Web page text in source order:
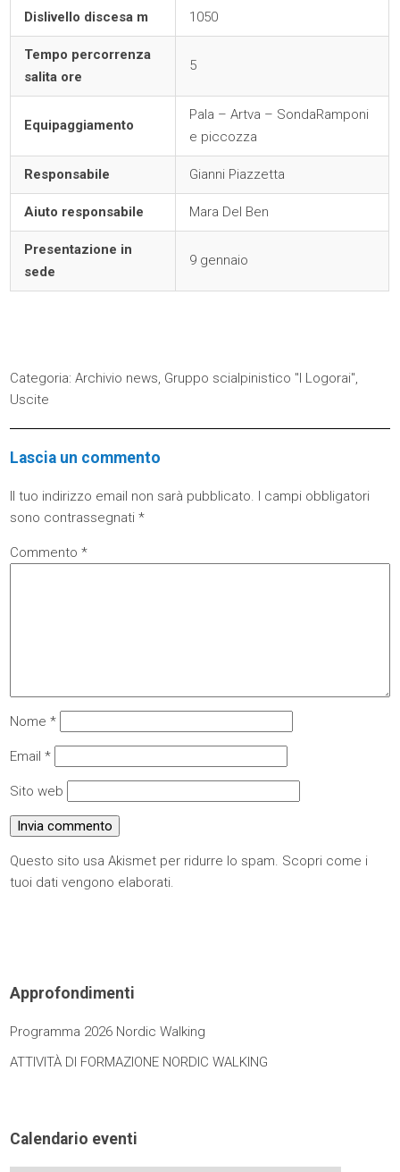
Dislivello discesa m 1050
Tempo percorrenza
salita ore
5
Equipaggiamento
Pala – Artva – SondaRamponi
e piccozza
Responsabile Gianni Piazzetta
Aiuto responsabile Mara Del Ben
Presentazione in
sede
9 gennaio
Categoria:Archivio news, Gruppo scialpinistico "I Logorai",
Uscite
Lascia un commento
Il tuo indirizzo email non sarà pubblicato. I campi obbligatori
sono contrassegnati*
Commento*
Nome*
Email*
Sito web
Questo sito usa Akismet per ridurre lo spam. Scopri come i
tuoi dati vengono elaborati.
Approfondimenti
Programma 2026 Nordic Walking
ATTIVITÀ DI FORMAZIONE NORDIC WALKING
Calendario eventi